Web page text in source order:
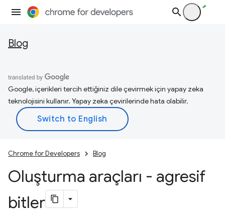
Blog
Google, içerikleri tercih ettiğiniz dile çevirmek için yapay zeka
teknolojisini kullanır. Yapay zeka çevirilerinde hata olabilir.
Chrome for Developers Blog
Oluşturma araçları - agresif
bitler